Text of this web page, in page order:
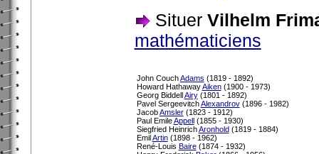
Situer Vilhelm
mathématiciens
John CouchAdams (1819 - 1892)
Howard HathawayAiken(1900 - 1973)
Georg BiddellAiry(1801 - 1892)
Pavel SergeevitchAlexandrov(1896 - 1982)
JacobAmsler(1823 - 1912)
Paul EmileAppell(1855 - 1930)
Siegfried HeinrichAronhold(1819 - 1884)
EmilArtin(1898 - 1962)
René-Louis Baire(1874 - 1932)